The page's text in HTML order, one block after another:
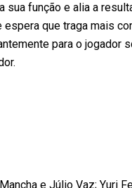
função e alia a
que traga mais
para o jogador
e Júlio Vaz; Yuri